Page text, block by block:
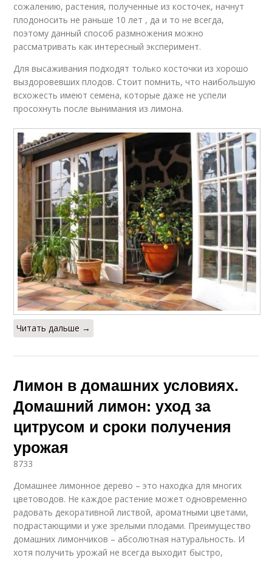
сожалению, растения, полученные из косточек, начнут
плодоносить не раньше 10 лет , да и то не всегда,
поэтому данный способ размножения можно
рассматривать как интересный эксперимент.
Для высаживания подходят только косточки из хорошо
выздоровевших плодов. Стоит помнить, что наибольшую
всхожесть имеют семена, которые даже не успели
просохнуть после вынимания из лимона.
Читать дальше →
Лимон в домашних условиях.
Домашний лимон: уход за
цитрусом и сроки получения
урожая
8733
Домашнее лимонное дерево – это находка для многих
цветоводов. Не каждое растение может одновременно
радовать декоративной листвой, ароматными цветами,
подрастающими и уже зрелыми плодами. Преимущество
домашних лимончиков – абсолютная натуральность. И
хотя получить урожай не всегда выходит быстро,